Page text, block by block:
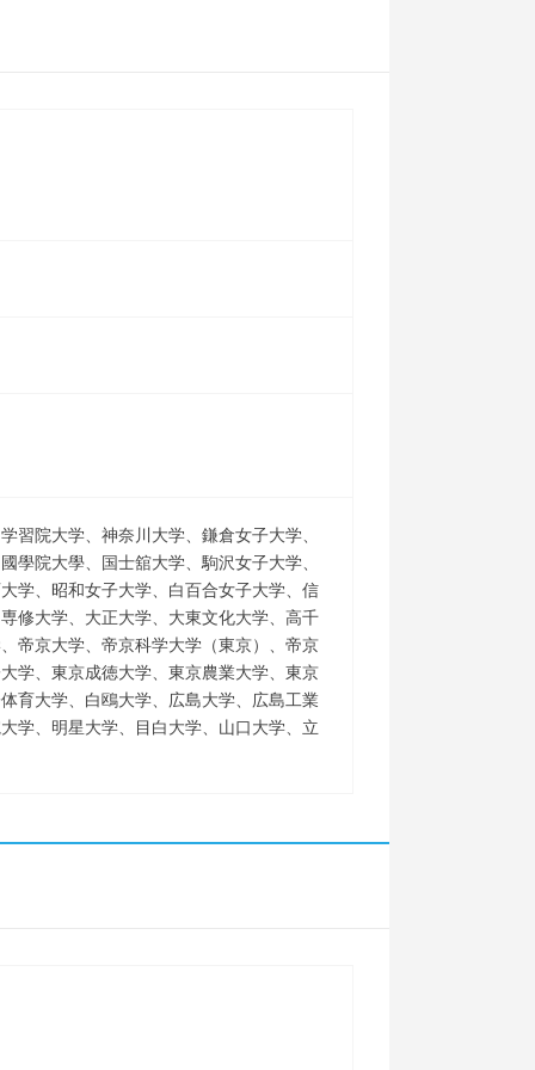
習院大学、神奈川大学、鎌倉女子大学、
學院大學、国士舘大学、駒沢女子大学、
学、昭和女子大学、白百合女子大学、信
修大学、大正大学、大東文化大学、高千
帝京大学、帝京科学大学（東京）、帝京
学、東京成徳大学、東京農業大学、東京
育大学、白鴎大学、広島大学、広島工業
学、明星大学、目白大学、山口大学、立